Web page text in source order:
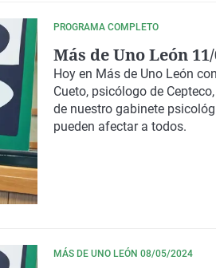
PROGRAMA COMPLETO
Más de Uno León
Hoy en Más de Uno León con
Cueto, psicólogo de Cepteco
de nuestro gabinete
pueden afectar a todos.
MÁS DE UNO LEÓN 08/05/2024